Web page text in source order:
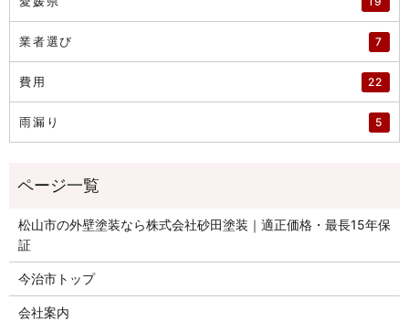
業者選び 7
費用 22
雨漏り 5
松山市の外壁塗装なら株式会社砂田塗装｜適正価格・最長15年保
証
今治市トップ
会社案内